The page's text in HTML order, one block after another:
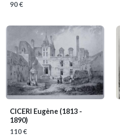
90 €
CICERI Eugène (1813 -
1890)
110 €